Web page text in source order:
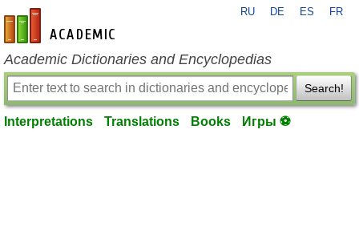
en-academic.com
RU DE ES FR
Academic Dictionaries and Encyclopedias
Search!
Interpretations Translations Books Игры ⚽